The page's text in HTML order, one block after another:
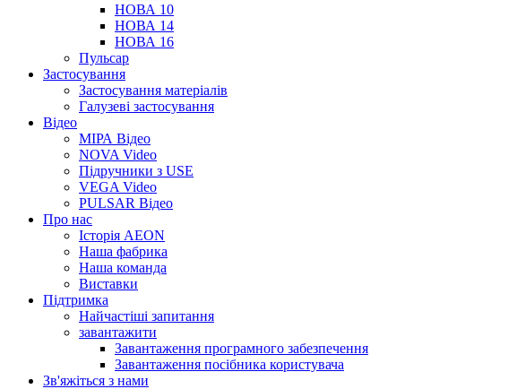
НОВА 10
НОВА 14
НОВА 16
Пульсар
Застосування
Застосування матеріалів
Галузеві застосування
Відео
МІРА Відео
NOVA Video
Підручники з USE
VEGA Video
PULSAR Відео
Про нас
Історія AEON
Наша фабрика
Наша команда
Виставки
Підтримка
Найчастіші запитання
завантажити
Завантаження програмного забезпечення
Завантаження посібника користувача
Зв'яжіться з нами